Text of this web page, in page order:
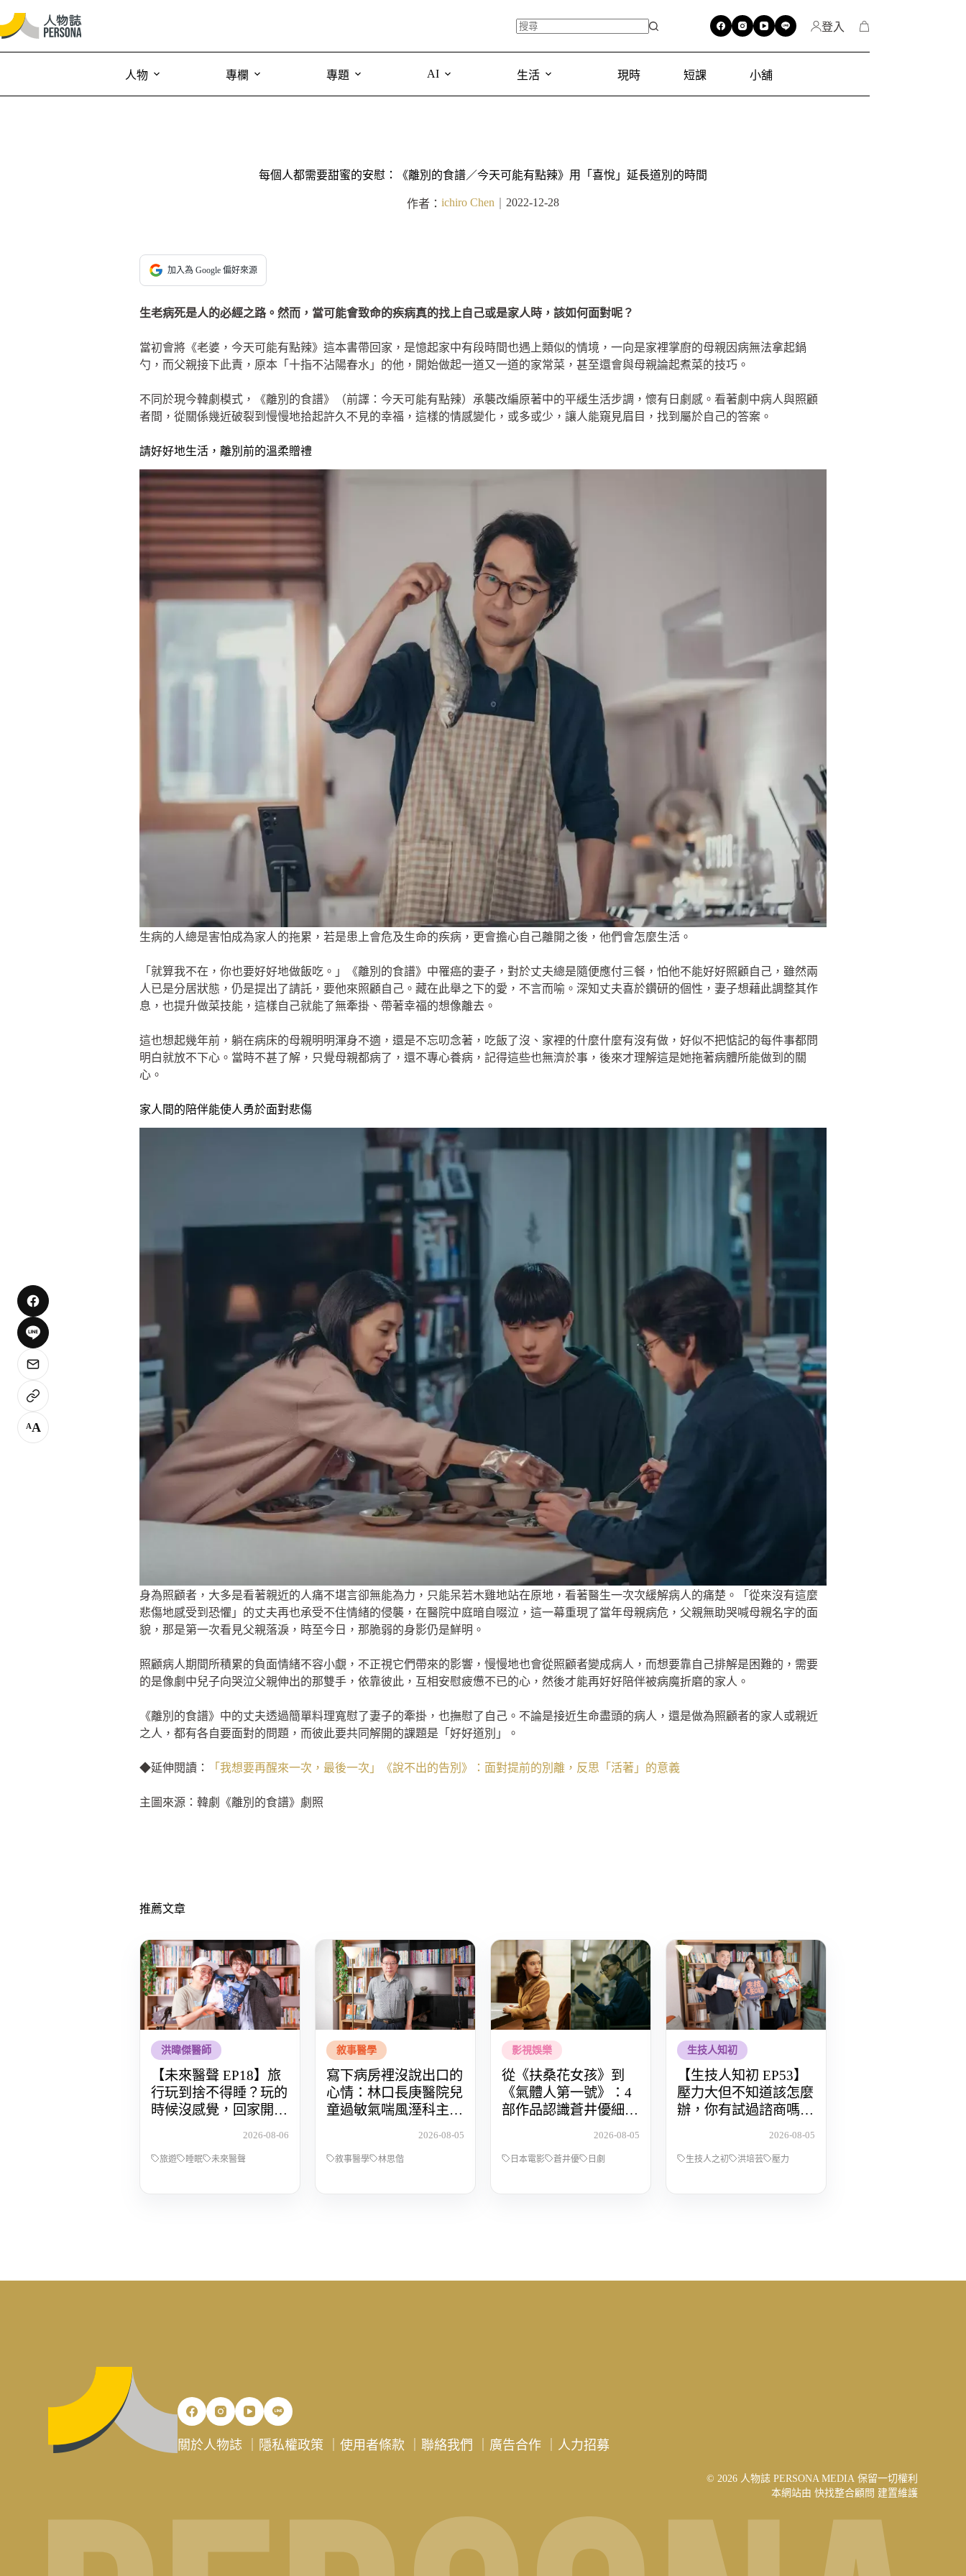
登入
人物 專欄 專題 AI 生活 現時 短課 小舖
每個人都需要甜蜜的安慰：《離別的食譜／今天可能有點辣》用「喜悅」延長道別的時間
作者： ichiro Chen 2022-12-28
加入為 Google 偏好來源
生老病死是人的必經之路。然而，當可能會致命的疾病真的找上自己或是家人時，該如何面對呢？
當初會將《老婆，今天可能有點辣》這本書帶回家，是憶起家中有段時間也遇上類似的情境，一向是家裡掌廚的母親因病無法拿起鍋
勺，而父親接下此責，原本「十指不沾陽春水」的他，開始做起一道又一道的家常菜，甚至還會與母親論起煮菜的技巧。
不同於現今韓劇模式，《離別的食譜》（前譯：今天可能有點辣）承襲改編原著中的平緩生活步調，懷有日劇感。看著劇中病人與照顧
者間，從關係幾近破裂到慢慢地拾起許久不見的幸福，這樣的情感變化，或多或少，讓人能窺見眉目，找到屬於自己的答案。
請好好地生活，離別前的溫柔贈禮
生病的人總是害怕成為家人的拖累，若是患上會危及生命的疾病，更會擔心自己離開之後，他們會怎麼生活。
「就算我不在，你也要好好地做飯吃。」《離別的食譜》中罹癌的妻子，對於丈夫總是隨便應付三餐，怕他不能好好照顧自己，雖然兩
人已是分居狀態，仍是提出了請託，要他來照顧自己。藏在此舉之下的愛，不言而喻。深知丈夫喜於鑽研的個性，妻子想藉此調整其作
息，也提升做菜技能，這樣自己就能了無牽掛、帶著幸福的想像離去。
這也想起幾年前，躺在病床的母親明明渾身不適，還是不忘叨念著，吃飯了沒、家裡的什麼什麼有沒有做，好似不把惦記的每件事都問
明白就放不下心。當時不甚了解，只覺母親都病了，還不專心養病，記得這些也無濟於事，後來才理解這是她拖著病體所能做到的關
心。
家人間的陪伴能使人勇於面對悲傷
身為照顧者，大多是看著親近的人痛不堪言卻無能為力，只能呆若木雞地站在原地，看著醫生一次次緩解病人的痛楚。「從來沒有這麼
悲傷地感受到恐懼」的丈夫再也承受不住情緒的侵襲，在醫院中庭暗自啜泣，這一幕重現了當年母親病危，父親無助哭喊母親名字的面
貌，那是第一次看見父親落淚，時至今日，那脆弱的身影仍是鮮明。
照顧病人期間所積累的負面情緒不容小覷，不正視它們帶來的影響，慢慢地也會從照顧者變成病人，而想要靠自己排解是困難的，需要
的是像劇中兒子向哭泣父親伸出的那雙手，依靠彼此，互相安慰疲憊不已的心，然後才能再好好陪伴被病魔折磨的家人。
《離別的食譜》中的丈夫透過簡單料理寬慰了妻子的牽掛，也撫慰了自己。不論是接近生命盡頭的病人，還是做為照顧者的家人或親近
之人，都有各自要面對的問題，而彼此要共同解開的課題是「好好道別」。
◆延伸閱讀： 「我想要再醒來一次，最後一次」《說不出的告別》：面對提前的別離，反思「活著」的意義
主圖來源：韓劇《離別的食譜》劇照
推薦文章
洪暐傑醫師
【未來醫聲 EP18】旅
行玩到捨不得睡？玩的
時候沒感覺，回家開始
2026-08-06
旅遊 睡眠 未來醫聲
敘事醫學
寫下病房裡沒說出口的
心情：林口長庚醫院兒
童過敏氣喘風溼科主治
2026-08-05
敘事醫學 林思偕
影視娛樂
從《扶桑花女孩》到
《氣體人第一號》：4
部作品認識蒼井優細膩
2026-08-05
日本電影 蒼井優 日劇
生技人知初
【生技人知初 EP53】
壓力大但不知道該怎麼
辦，你有試過諮商嗎？
2026-08-05
生技人之初 洪培芸 壓力
關於人物誌 隱私權政策 ｜使用者條款 ｜聯絡我們 廣告合作 人力招募
© 2026 人物誌 PERSONA MEDIA 保留一切權利
本網站由 快找整合顧問 建置維護
AA